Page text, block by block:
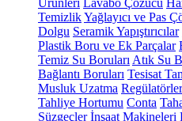
Ürünleri Lavabo Çözücü
TemizlikYağlayıcı ve Pas
Dolgu Seramik Yapıştırıcılar
Plastik Boru ve Ek Parçalar
Temiz Su Boruları Atık Su
Bağlantı Boruları Tesisat
Musluk Uzatma Regülatörler
Tahliye Hortumu Conta
Süzgeçler İnşaat Makineleri